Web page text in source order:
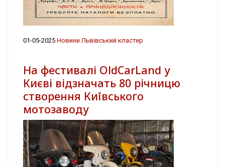
01-05-2025 Новини Львівський кластер
На фестивалі OldCarLand у
Києві відзначать 80 річницю
створення Київського
мотозаводу